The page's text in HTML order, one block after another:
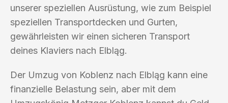
unserer speziellen Ausrüstung, wie zum Beispiel
speziellen Transportdecken und Gurten,
gewährleisten wir einen sicheren Transport
deines Klaviers nach Elbląg.
Der Umzug von Koblenz nach Elbląg kann eine
finanzielle Belastung sein, aber mit dem